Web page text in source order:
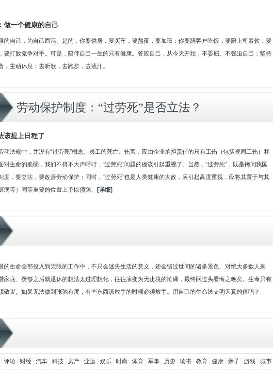
做一个健康的自己
的自己，为自己而活。是的，你要供房，要买车，要熬夜，要加班；你要陪客户吃饭，要陪上司暴饮，要
要打败竞争对手。可是，陪伴自己一生的只有健康。答应自己，从今天开始，不委屈、不强迫自己；坚持
，主动休息；去听歌，去跑步，去流汗。
劳动保护制度：“过劳死”是否立法？
该提上日程了
动法规中，并没有“过劳死”概念。员工的死亡、伤害，应由企业承担责任的只有工伤（包括视同工伤）和
对生命的脆弱，我们不得不大声呼吁，“过劳死”问题的确该引起重视了。当然，“过劳死”，既是拷问我国
度，要立法，要改善劳动保护；同时，“过劳死”也是人类健康的大敌，应引起高度重视，应将其置于与其
病等）同等重要的位置上予以预防。
[详细]
的生命全部投入到无限的工作中，不只会迷失生活的意义，还会错过世间的诸多景色。对绝大多数人来
家底、攒够之后就退休的想法太过理想化，往往演变为无止境的忙碌，最终回过头看悔之晚矣。生命只有
敬畏。如果无法做到张弛有度，有些东西该放手的时候必须放手。用自己的生命透支明天真的值吗？
评论 财经 汽车 科技 房产 亚运 娱乐 时尚 体育 军事 历史 读书 教育 健康 亲子 游戏 城市